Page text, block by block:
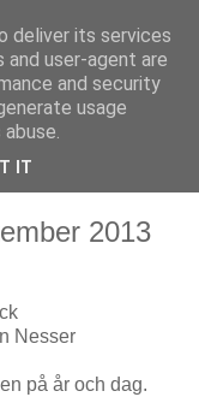
2013
Nesser
på år och dag.
deliver its services
and user-agent are
and security
usage
IT